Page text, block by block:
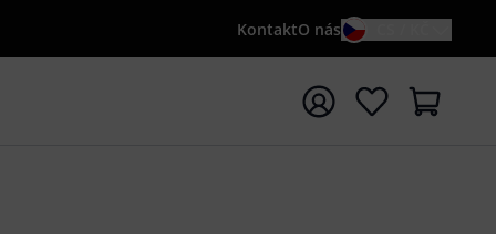
KontaktO nás
s vyhledávaným výrazem {searchTerm}